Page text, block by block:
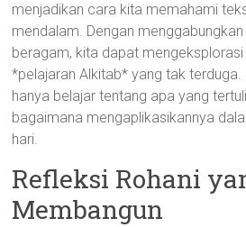
menjadikan cara kita memahami
mendalam. Dengan
beragam, kita dapat
*pelajaran Alkitab* yang tak terduga.
hanya belajar tentang apa yang
bagaimana mengaplikasikannya
hari.
Refleksi Rohani
Membangun